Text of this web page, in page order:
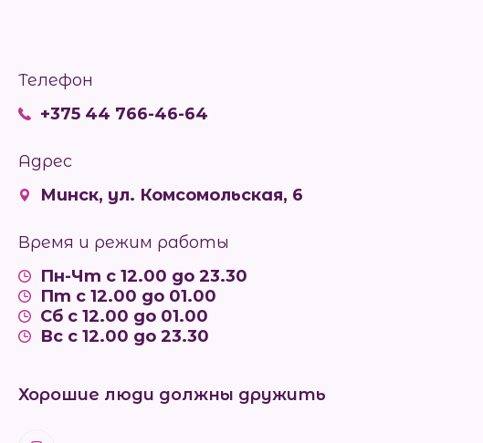
Телефон
+375 44 766-46-64
Адрес
Минск, ул. Комсомольская, 6
Время и режим работы
Пн-Чт с 12.00 до 23.30
Пт с 12.00 до 01.00
Сб с 12.00 до 01.00
Вс с 12.00 до 23.30
Хорошие люди должны дружить